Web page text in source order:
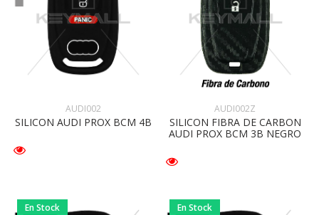
AUDI002
SILICON AUDI PROX BCM 4B
AUDI002Z
SILICON FIBRA DE CARBON
AUDI PROX BCM 3B NEGRO
En Stock En Stock